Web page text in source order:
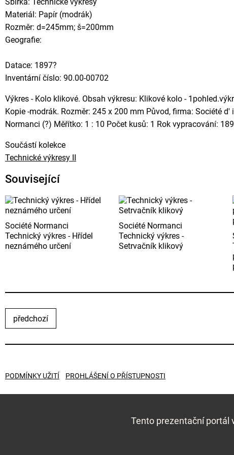
Materiál: Papír (modrák)
Rozměr: d=245mm; š=200mm
Geografie:
Datace: 1897?
Inventární číslo: 90.00-00702
Výkres - Kolo klikové. Obsah výkresu: Klikové kolo -
Kopie -modrák. Rozměr: 245 x 200 mm Původ, firma: Société d'
Normanci (?) Měřítko: 1 : 10 Počet kusů: 1 Rok vypracování:
Součástí kolekce
Technické výkresy II
Související
Société Normanci
Technický výkres - Hřídel
neznámého určení
Société Normanci
Technický výkres -
Setrvačník klikový
předchozí
PODMÍNKY UŽITÍ PROHLÁŠENÍ O PŘÍSTUPNOSTI
Tento prezentační portál